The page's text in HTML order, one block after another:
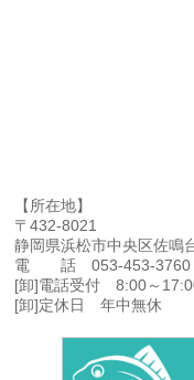
【所在地】
〒432-8021
静岡県浜松市中央区佐鳴
電 話 053-453-3760
[卸]電話受付 8:00～
[卸]定休日 年中無休